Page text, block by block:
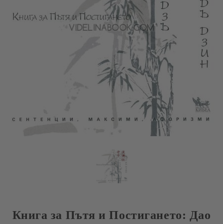
Книга за Пътя и Постигането: Дао